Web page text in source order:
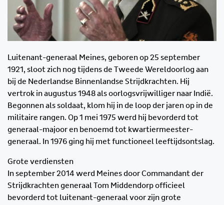
Luitenant-generaal Meines, geboren op 25 september
1921, sloot zich nog tijdens de Tweede Wereldoorlog aan
bij de Nederlandse Binnenlandse Strijdkrachten. Hij
vertrok in augustus 1948 als oorlogsvrijwilliger naar Indië.
Begonnen als soldaat, klom hij in de loop der jaren op in de
militaire rangen. Op 1 mei 1975 werd hij bevorderd tot
generaal-majoor en benoemd tot kwartiermeester-
generaal. In 1976 ging hij met functioneel leeftijdsontslag.
Grote verdiensten
In september 2014 werd Meines door Commandant der
Strijdkrachten generaal Tom Middendorp officieel
bevorderd tot luitenant-generaal voor zijn grote